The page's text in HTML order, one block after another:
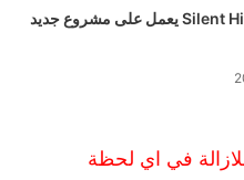
مبتكر سلسلة Silent Hill يعمل على مشروع جديد
في اي لحظة